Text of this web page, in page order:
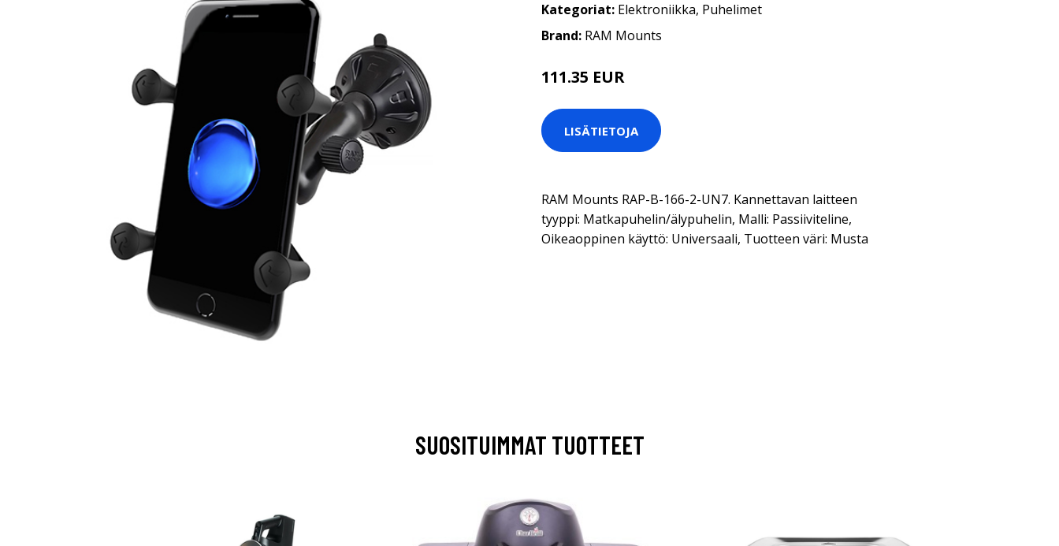
Kategoriat: Elektroniikka, Puhelimet
Brand: RAM Mounts
111.35 EUR
LISÄTIETOJA
RAM Mounts RAP-B-166-2-UN7. Kannettavan laitteen
tyyppi: Matkapuhelin/älypuhelin, Malli: Passiiviteline,
Oikeaoppinen käyttö: Universaali, Tuotteen väri: Musta
SUOSITUIMMAT TUOTTEET